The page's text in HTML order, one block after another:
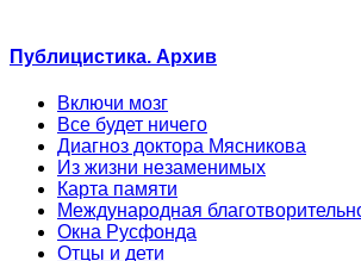
Публицистика. Архив
Включи мозг
Все будет ничего
Диагноз доктора Мясникова
Из жизни незаменимых
Карта памяти
Международная
Окна Русфонда
Отцы и дети